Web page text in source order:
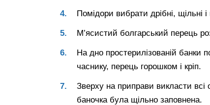
Помідори вибрати дрібні, щільні і
М’ясистий болгарський перець
На дно простерилізованій банки
часнику, перець горошком і кріп.
Зверху на приправи викласти всі
баночка була щільно заповнена.